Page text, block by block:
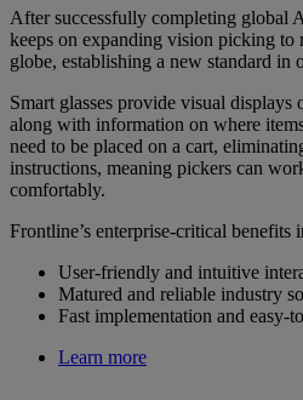
After successfully completing global
keeps on expanding vision picking to
globe, establishing a new standard in
Smart glasses provide visual
along with information on where
need to be placed on a cart,
instructions, meaning pickers can
comfortably.
Frontline’s enterprise-critical benefits
User-friendly and intuitive
Matured and reliable industry
Fast implementation and easy-
Learn more